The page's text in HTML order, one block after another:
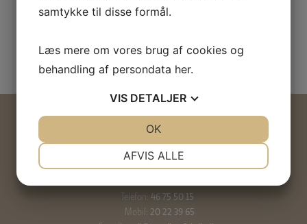
Tune Listefabrik & Maskinsnedkeri ApS
RT træindustri
Metalvej 9
4000 Roskilde
Telefon: 46 75 50 15
Mobil: 20 22 39 65
samtykke til disse formål.
Læs mere om vores brug af cookies og
behandling af persondata her.
VIS DETALJER
STATISTIK
AFVIS ALLE
OK